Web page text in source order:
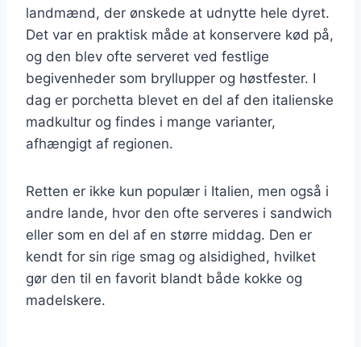
landmænd, der ønskede at udnytte hele dyret.
Det var en praktisk måde at konservere kød på,
og den blev ofte serveret ved festlige
begivenheder som bryllupper og høstfester. I
dag er porchetta blevet en del af den italienske
madkultur og findes i mange varianter,
afhængigt af regionen.
Retten er ikke kun populær i Italien, men også i
andre lande, hvor den ofte serveres i sandwich
eller som en del af en større middag. Den er
kendt for sin rige smag og alsidighed, hvilket
gør den til en favorit blandt både kokke og
madelskere.